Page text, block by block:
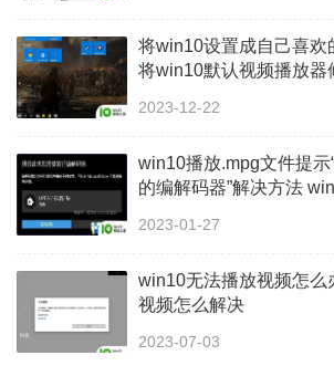
将win10设置成自己喜欢
将win10默认视频播放器
2023-12-22
win10播放.mpg文件提
的编解码器”解决方法
2023-01-27
win10无法播放视频怎么
视频怎么解决
2023-07-03